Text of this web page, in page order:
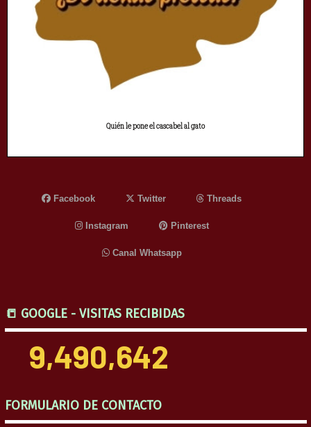
Quién le pone el cascabel al gato
Facebook Twitter Threads
Instagram Pinterest
Canal Whatsapp
📒 GOOGLE - VISITAS RECIBIDAS
9,490,642
FORMULARIO DE CONTACTO